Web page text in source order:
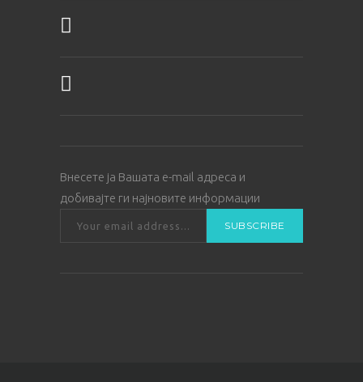
Внесете ја Вашата е-mail адреса и
добивајте ги најновите информации